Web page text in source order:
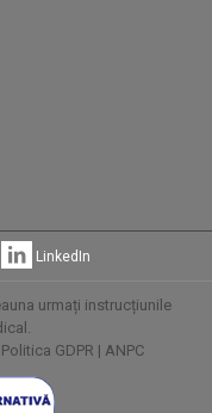
LinkedIn
urmați instrucțiunile
Politica GDPR | ANPC